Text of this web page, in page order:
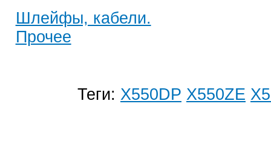
Шлейфы, кабели.
Прочее
Теги: X550DP X550ZE